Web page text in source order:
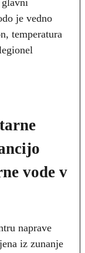
je vedno
temperatura
vode v
naprave
iz zunanje